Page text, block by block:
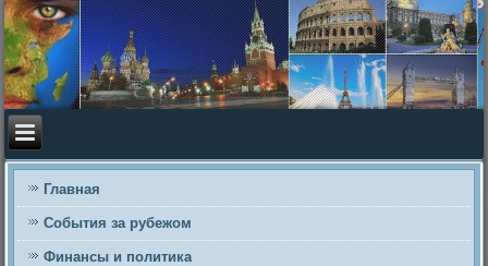
Главная
События за рубежом
Финансы и политика